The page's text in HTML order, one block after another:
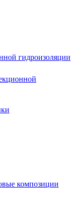
гидроизоляции
композиции